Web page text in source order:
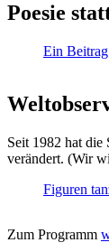
Poesie
Ein
Seit 1982 hat
verändert. (Wir
Figuren
Zum Programm